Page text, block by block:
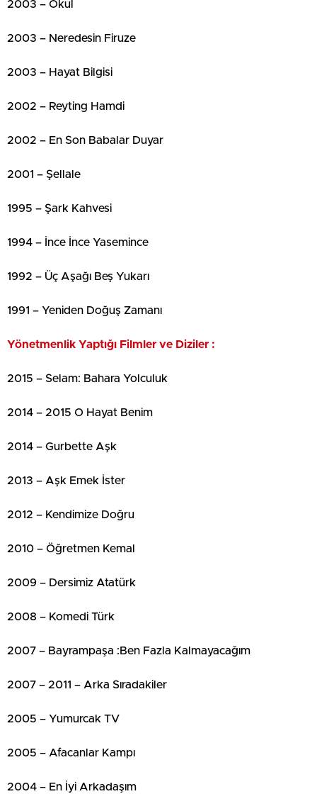
2003 – Okul
2003 – Neredesin Firuze
2003 – Hayat Bilgisi
2002 – Reyting Hamdi
2002 – En Son Babalar Duyar
2001 – Şellale
1995 – Şark Kahvesi
1994 – İnce İnce Yasemince
1992 – Üç Aşağı Beş Yukarı
1991 – Yeniden Doğuş Zamanı
Yönetmenlik Yaptığı Filmler ve Diziler :
2015 – Selam: Bahara Yolculuk
2014 – 2015 O Hayat Benim
2014 – Gurbette Aşk
2013 – Aşk Emek İster
2012 – Kendimize Doğru
2010 – Öğretmen Kemal
2009 – Dersimiz Atatürk
2008 – Komedi Türk
2007 – Bayrampaşa :Ben Fazla Kalmayacağım
2007 – 2011 – Arka Sıradakiler
2005 – Yumurcak TV
2005 – Afacanlar Kampı
2004 – En İyi Arkadaşım